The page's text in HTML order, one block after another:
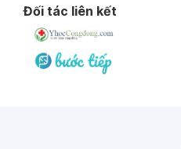
Đối tác liên kết